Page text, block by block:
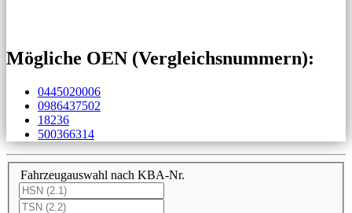
Mögliche OEN (Vergleichs­nummern):
0445020006
0986437502
18236
500366314
Fahrzeugauswahl nach KBA-Nr.